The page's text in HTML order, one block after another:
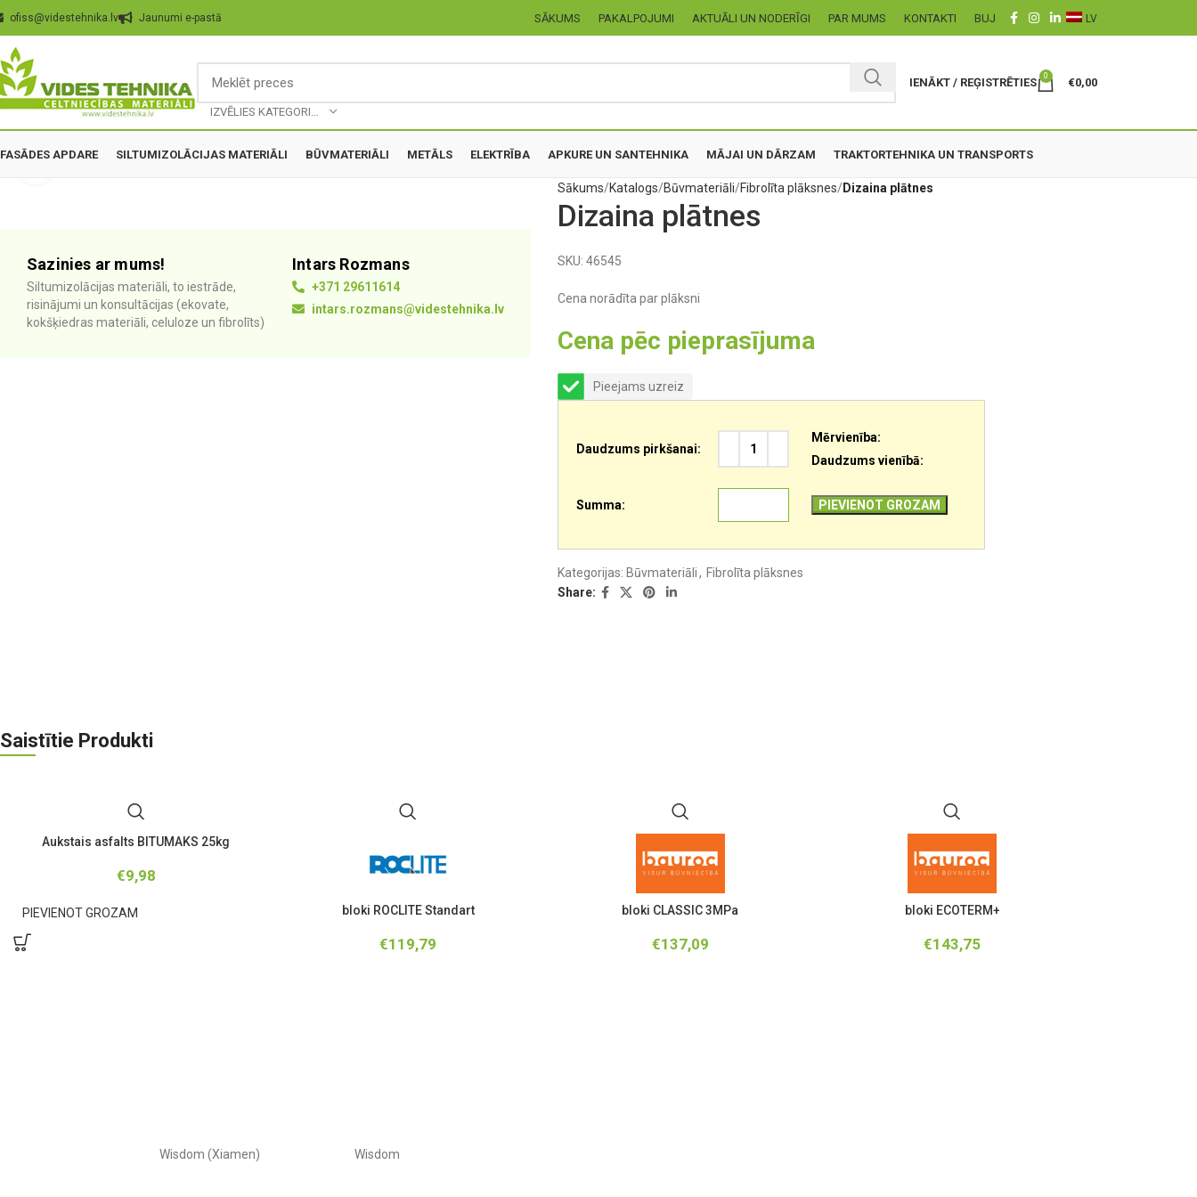
ofiss@videstehnika.lv Jaunumi e-pastā SĀKUMS PAKALPOJUMI AKTUĀLI UN NODERĪGI PAR MUMS KONTAKTI BUJ LV
IENĀKT / REĢISTRĒTIES
0
€0,00
FASĀDES APDARE SILTUMIZOLĀCIJAS MATERIĀLI BŪVMATERIĀLI METĀLS ELEKTRĪBA APKURE UN SANTEHNIKA MĀJAI UN DĀRZAM TRAKTORTEHNIKA UN TRANSPORTS
360 product view
Palielināt
Sazinies ar mums!
Siltumizolācijas materiāli, to iestrāde,
risinājumi un konsultācijas (ekovate,
kokšķiedras materiāli, celuloze un fibrolīts)
Intars Rozmans
+371 29611614
intars.rozmans@videstehnika.lv
Sākums Katalogs Būvmateriāli Fibrolīta plāksnes Dizaina plātnes
Dizaina plātnes
SKU: 46545
Cena norādīta par plāksni
Cena pēc pieprasījuma
Pieejams uzreiz
Daudzums pirkšanai:
Mērvienība:
Daudzums vienībā:
Summa: PIEVIENOT GROZAM
Kategorijas: Būvmateriāli, Fibrolīta plāksnes
Share:
Saistītie Produkti
Aukstais asfalts BITUMAKS 25kg
€9,98
PIEVIENOT GROZAM bloki ROCLITE Standart
€119,79
bloki CLASSIC 3MPa
€137,09
bloki ECOTERM+
€143,75
Wisdom (Xiamen) Wisdom